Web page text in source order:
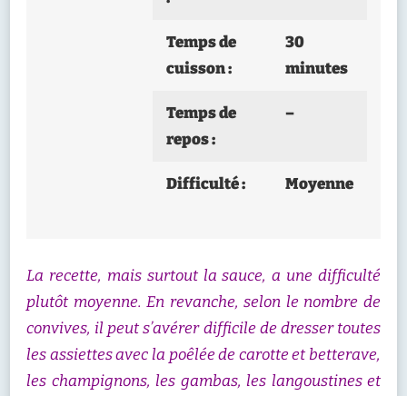
Temps de
cuisson :
30
minutes
Temps de
repos :
–
Difficulté : Moyenne
La recette, mais surtout la sauce, a une difficulté
plutôt moyenne. En revanche, selon le nombre de
convives, il peut s’avérer difficile de dresser toutes
les assiettes avec la poêlée de carotte et betterave,
les champignons, les gambas, les langoustines et